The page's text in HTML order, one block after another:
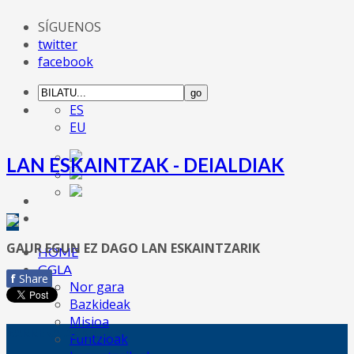
SÍGUENOS
twitter
facebook
ES
EU
HOME
GGLA
Nor gara
Bazkideak
Misioa
Funtzioak
LAN ESKAINTZAK - DEIALDIAK
GAUR EGUN EZ DAGO LAN ESKAINTZARIK
f Share
SARRERA AZKARRA